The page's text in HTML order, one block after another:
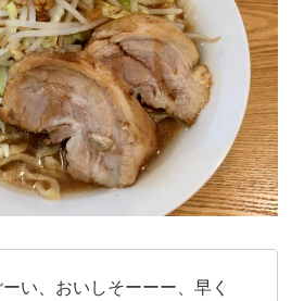
い、おいしそーーー、早く